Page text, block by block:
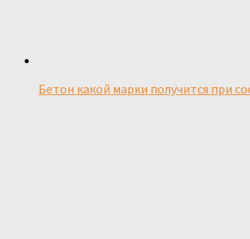
Бетон какой марки получится при